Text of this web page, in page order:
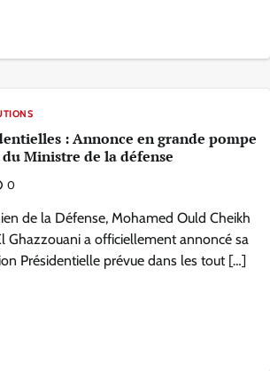
: Annonce en grande pompe
Ministre de la défense
0
de la Défense, Mohamed Ould Cheikh
Ghazzouani a officiellement annoncé sa
Présidentielle prévue dans les tout […]